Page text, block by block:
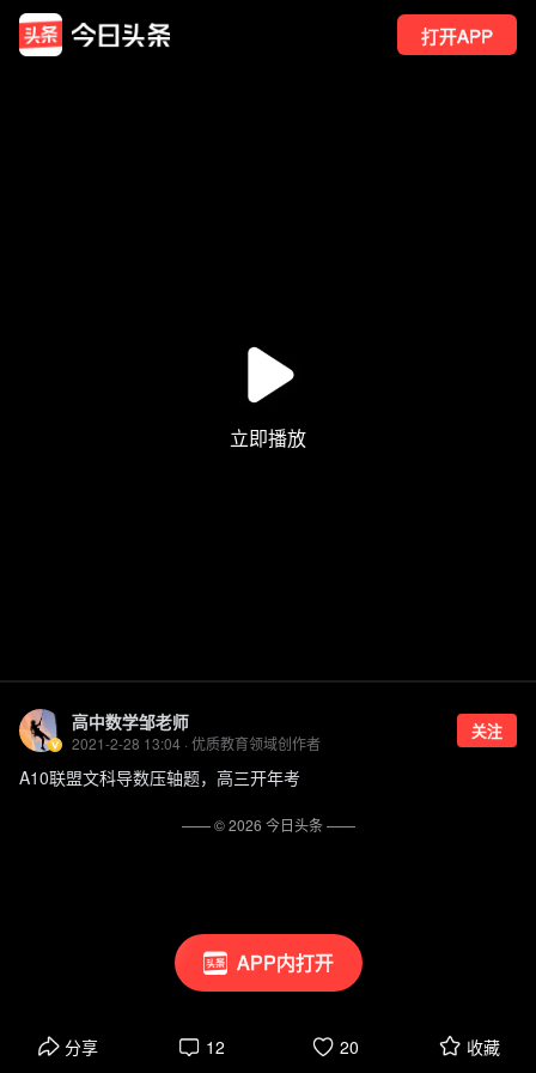
打开APP
APP内打开
高中数学邹老师
2021-2-28 13:04 · 优质教育领域创作者
关注
A10联盟文科导数压轴题，高三开年考
分享 12 20 收藏
—— ©2026 今日头条——